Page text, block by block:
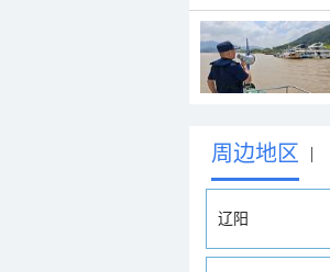
周边地区 |
辽阳